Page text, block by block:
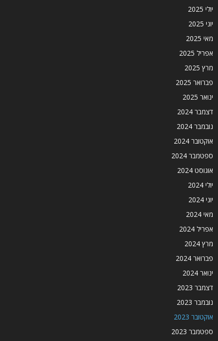
יולי 2025
יוני 2025
מאי 2025
אפריל 2025
מרץ 2025
פברואר 2025
ינואר 2025
דצמבר 2024
נובמבר 2024
אוקטובר 2024
ספטמבר 2024
אוגוסט 2024
יולי 2024
יוני 2024
מאי 2024
אפריל 2024
מרץ 2024
פברואר 2024
ינואר 2024
דצמבר 2023
נובמבר 2023
אוקטובר 2023
ספטמבר 2023